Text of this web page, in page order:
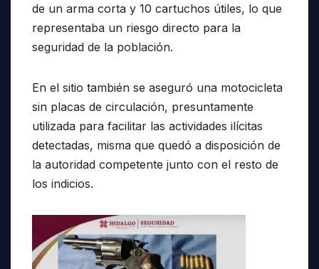
de un arma corta y 10 cartuchos útiles, lo que
representaba un riesgo directo para la
seguridad de la población.
En el sitio también se aseguró una motocicleta
sin placas de circulación, presuntamente
utilizada para facilitar las actividades ilícitas
detectadas, misma que quedó a disposición de
la autoridad competente junto con el resto de
los indicios.